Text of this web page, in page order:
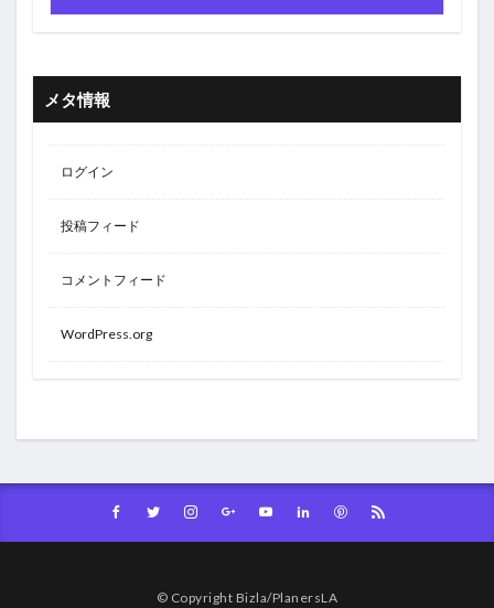
メタ情報
ログイン
投稿フィード
コメントフィード
WordPress.org
© Copyright Bizla/PlanersLA